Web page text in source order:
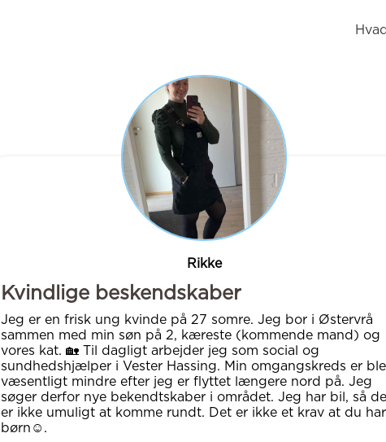
Rikke
Kvindlige beskendskaber
Jeg er en frisk ung kvinde på 27 somre. Jeg bor i Østervrå
sammen med min søn på 2, kæreste (kommende mand) og
vores kat. 🏡 Til dagligt arbejder jeg som social og
sundhedshjælper i Vester Hassing. Min omgangskreds er
væsentligt mindre efter jeg er flyttet længere nord på. Jeg
søger derfor nye bekendtskaber i området. Jeg har bil, så
er ikke umuligt at komme rundt. Det er ikke et krav at du har
børn☺️.